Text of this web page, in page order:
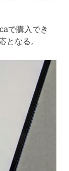
で購入でき
となる。